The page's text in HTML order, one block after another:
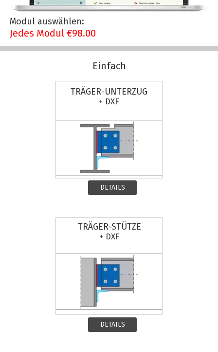
Modul auswählen:
Jedes Modul €98.00
Einfach
DETAILS
TRÄGER-UNTERZUG
+ DXF
TRÄGER-STÜTZE
+ DXF
DETAILS